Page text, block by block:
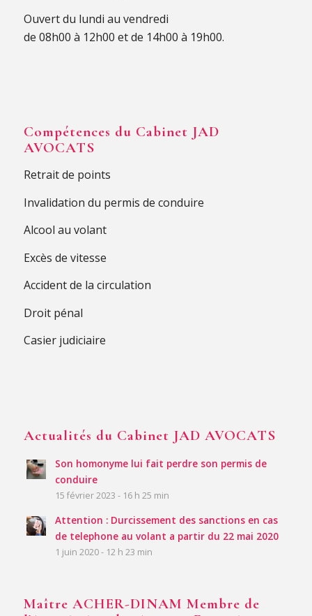
Ouvert du lundi au vendredi
de 08h00 à 12h00 et de 14h00 à 19h00.
Compétences du Cabinet JAD
AVOCATS
Retrait de points
Invalidation du permis de conduire
Alcool au volant
Excès de vitesse
Accident de la circulation
Droit pénal
Casier judiciaire
Actualités du Cabinet JAD AVOCATS
Son homonyme lui fait perdre son permis de
conduire
15 février 2023 - 16 h 25 min
Attention : Durcissement des sanctions en cas
de telephone au volant a partir du 22 mai 2020
1 juin 2020 - 12 h 23 min
Maître ACHER-DINAM Membre de